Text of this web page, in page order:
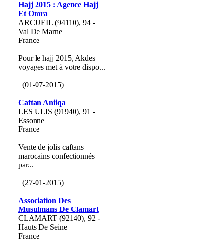
Hajj 2015 : Agence Hajj
Et Omra
ARCUEIL (94110), 94 -
Val De Marne
France
Pour le hajj 2015, Akdes
voyages met à votre dispo...
(01-07-2015)
Caftan Aniiqa
LES ULIS (91940), 91 -
Essonne
France
Vente de jolis caftans
marocains confectionnés
par...
(27-01-2015)
Association Des
Musulmans De Clamart
CLAMART (92140), 92 -
Hauts De Seine
France